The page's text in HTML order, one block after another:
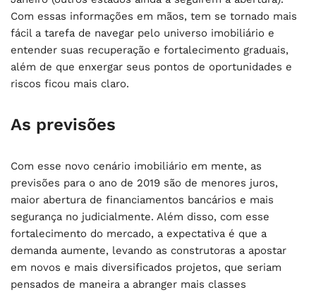
Com essas informações em mãos, tem se tornado mais
fácil a tarefa de navegar pelo universo imobiliário e
entender suas recuperação e fortalecimento graduais,
além de que enxergar seus pontos de oportunidades e
riscos ficou mais claro.
As previsões
Com esse novo cenário imobiliário em mente, as
previsões para o ano de 2019 são de menores juros,
maior abertura de financiamentos bancários e mais
segurança no judicialmente. Além disso, com esse
fortalecimento do mercado, a expectativa é que a
demanda aumente, levando as construtoras a apostar
em novos e mais diversificados projetos, que seriam
pensados de maneira a abranger mais classes